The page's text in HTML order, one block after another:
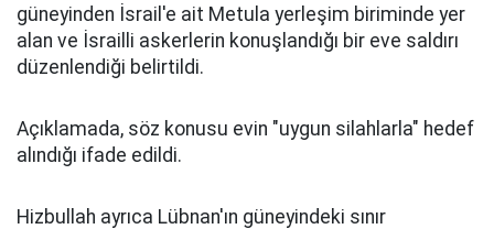
güneyinden İsrail'e ait Metula yerleşim biriminde yer
alan ve İsrailli askerlerin konuşlandığı bir eve saldırı
düzenlendiği belirtildi.
Açıklamada, söz konusu evin "uygun silahlarla" hedef
alındığı ifade edildi.
Hizbullah ayrıca Lübnan'ın güneyindeki sınır